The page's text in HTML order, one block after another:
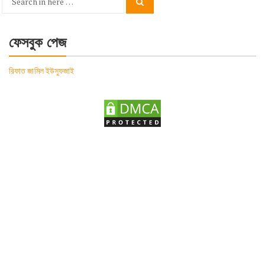
Search
ফেসবুক পেজ
রিফাত জামিল ইউসুফজাই